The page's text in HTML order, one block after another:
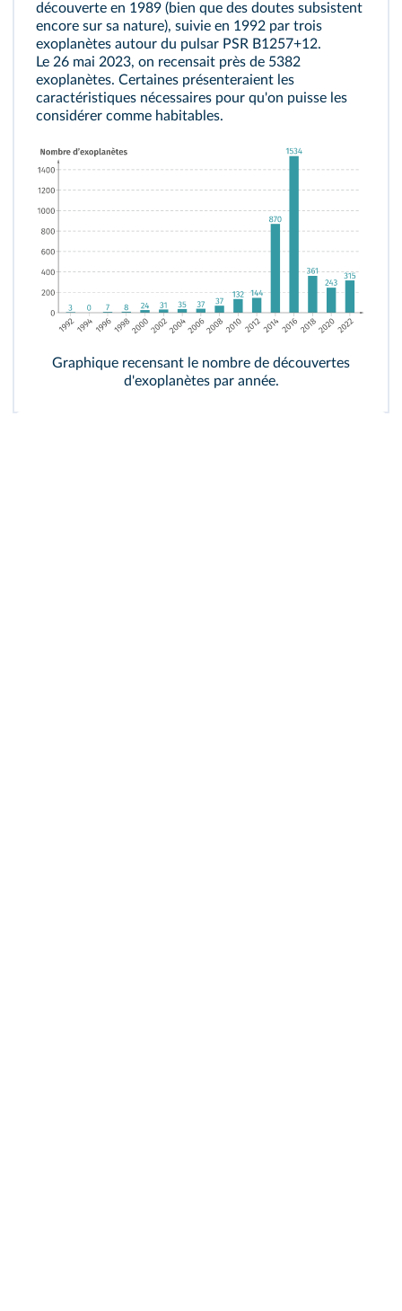
découverte en 1989 (bien que des doutes subsistent
encore sur sa nature), suivie en 1992 par trois
exoplanètes autour du pulsar PSR B1257+12.
Le 26 mai 2023, on recensait près de 5382
exoplanètes. Certaines présenteraient les
caractéristiques nécessaires pour qu'on puisse les
considérer comme habitables.
Graphique recensant le nombre de découvertes
d'exoplanètes par année.